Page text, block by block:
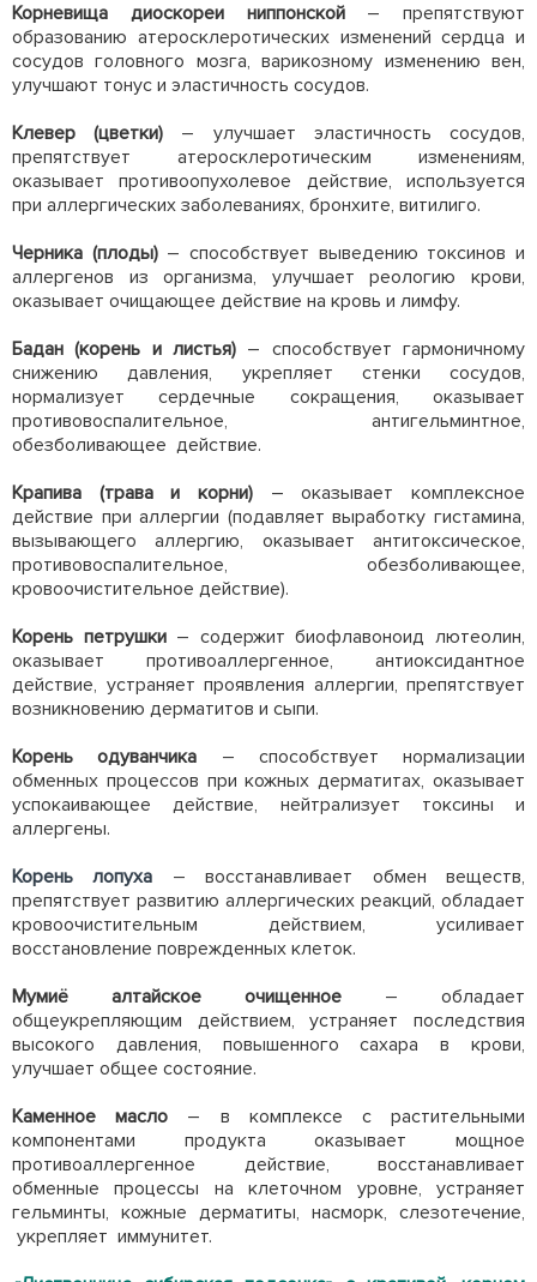
Корневища диоскореи ниппонской– препятствуют
образованию атеросклеротических изменений сердца и
сосудов головного мозга, варикозному изменению вен,
улучшают тонус и эластичность сосудов.
Клевер (цветки) – улучшает эластичность сосудов,
препятствует атеросклеротическим изменениям,
оказывает противоопухолевое действие, используется
при аллергических заболеваниях, бронхите, витилиго.
Черника (плоды)– способствует выведению токсинов и
аллергенов из организма, улучшает реологию крови,
оказывает очищающее действие на кровь и лимфу.
Бадан (корень и листья) – способствует гармоничному
снижению давления, укрепляет стенки сосудов,
нормализует сердечные сокращения, оказывает
противовоспалительное, антигельминтное,
обезболивающее действие.
Крапива (трава и корни) – оказывает комплексное
действие при аллергии (подавляет выработку гистамина,
вызывающего аллергию, оказывает антитоксическое,
противовоспалительное, обезболивающее,
кровоочистительное действие).
Корень петрушки – содержит биофлавоноид лютеолин,
оказывает противоаллергенное, антиоксидантное
действие, устраняет проявления аллергии, препятствует
возникновению дерматитов и сыпи.
Корень одуванчика – способствует нормализации
обменных процессов при кожных дерматитах, оказывает
успокаивающее действие, нейтрализует токсины и
аллергены.
Корень лопуха – восстанавливает обмен веществ,
препятствует развитию аллергических реакций, обладает
кровоочистительным действием, усиливает
восстановление поврежденных клеток.
Мумиё алтайское очищенное – обладает
общеукрепляющим действием, устраняет последствия
высокого давления, повышенного сахара в крови,
улучшает общее состояние.
Каменное масло – в комплексе с растительными
компонентами продукта оказывает мощное
противоаллергенное действие, восстанавливает
обменные процессы на клеточном уровне, устраняет
гельминты, кожные дерматиты, насморк, слезотечение,
укрепляет иммунитет.